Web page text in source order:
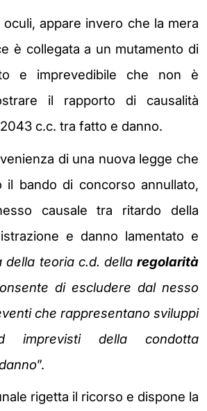
appare invero che la mera
è collegata a un mutamento di
e imprevedibile che non è
il rapporto di causalità
c.c. tra fatto e danno.
di una nuova legge che
il bando di concorso annullato,
causale tra ritardo della
e danno lamentato e
della teoria c.d. della regolarità
di escludere dal nesso
che rappresentano sviluppi
imprevisti della condotta
”.
rigetta il ricorso e dispone la